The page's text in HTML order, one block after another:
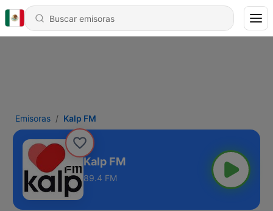
Emisoras Kalp FM
Kalp FM
89.4 FM